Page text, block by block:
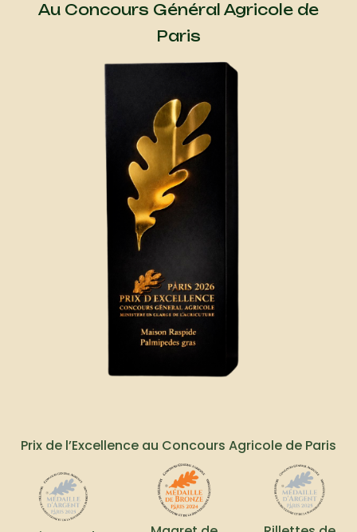
Au Concours Général Agricole de
Paris
Prix de l’Excellence au Concours Agricole de Paris